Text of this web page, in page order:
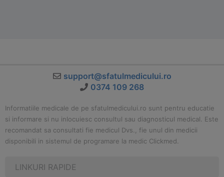
support@sfatulmedicului.ro
0374 109 268
Informatiile medicale de pe sfatulmedicului.ro sunt pentru educatie
si informare si nu inlocuiesc consultul sau diagnosticul medical. Este
recomandat sa consultati fie medicul Dvs., fie unul din medicii
disponibili in sistemul de programare la medic Clickmed.
LINKURI RAPIDE